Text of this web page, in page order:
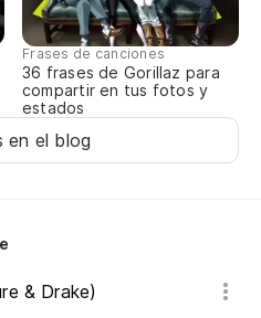
Frases de canciones
36 frases de Gorillaz para
compartir en tus fotos y
estados
en el blog
& Drake)